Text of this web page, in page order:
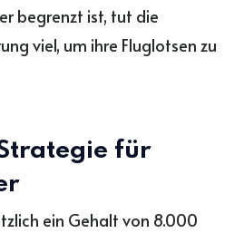
begrenzt ist, tut die
viel, um ihre Fluglotsen zu
für
ein Gehalt von 8.000